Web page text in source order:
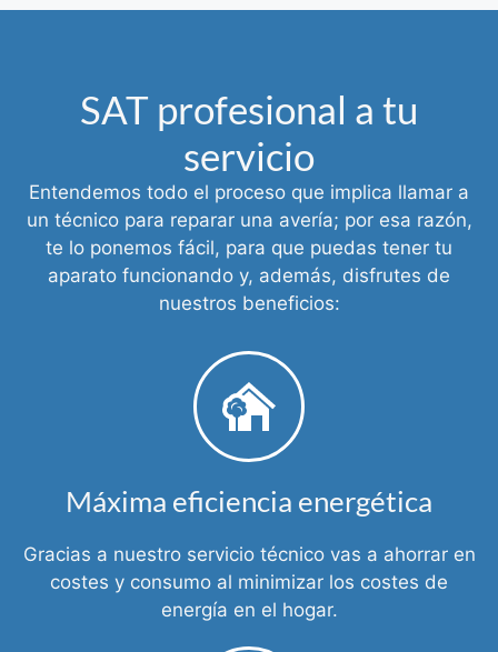
SAT profesional a tu
servicio
Entendemos todo el proceso que implica llamar a
un técnico para reparar una avería; por esa razón,
te lo ponemos fácil, para que puedas tener tu
aparato funcionando y, además, disfrutes de
nuestros beneficios:
Máxima eficiencia energética
Gracias a nuestro servicio técnico vas a ahorrar en
costes y consumo al minimizar los costes de
energía en el hogar.